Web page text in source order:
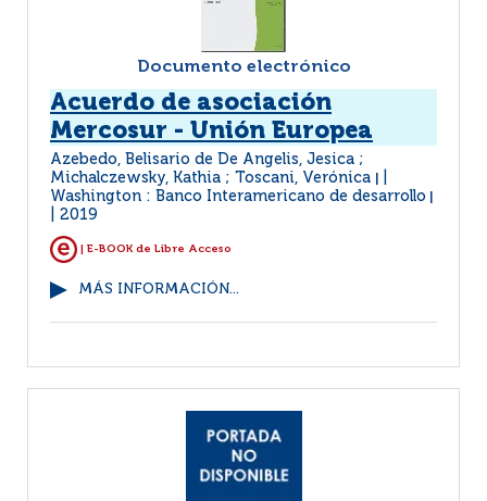
Documento electrónico
Acuerdo de asociación
Mercosur - Unión Europea
Azebedo, Belisario de De Angelis, Jesica ;
Michalczewsky, Kathia ; Toscani, Verónica
Washington : Banco Interamericano de desarrollo
2019
| E-BOOK de Libre Acceso
MÁS INFORMACIÓN...